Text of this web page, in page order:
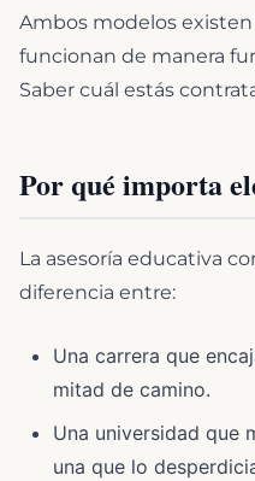
Ambos modelos
funcionan de manera
Saber cuál estás
Por qué importa
La asesoría educativa
diferencia entre:
Una carrera que
mitad de camino.
Una universidad que
una que lo